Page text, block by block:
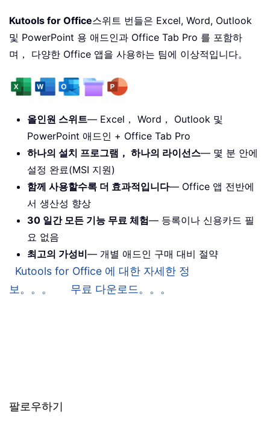
Kutools for Office스위트 번들은 Excel, Word, Outlook
및 PowerPoint 용 애드인과 Office Tab Pro 를 포함하
며， 다양한 Office 앱을 사용하는 팀에 이상적입니다。
올인원 스위트— Excel， Word， Outlook 및
PowerPoint 애드인 + Office Tab Pro
하나의 설치 프로그램， 하나의 라이선스— 몇 분 안에
설정 완료(MSI 지원)
함께 사용할수록 더 효과적입니다— Office 앱 전반에
서 생산성 향상
30 일간 모든 기능 무료 체험— 등록이나 신용카드 필
요 없음
최고의 가성비— 개별 애드인 구매 대비 절약
Kutools for Office 에 대한 자세한 정
보。。。
무료 다운로드。。。
팔로우하기